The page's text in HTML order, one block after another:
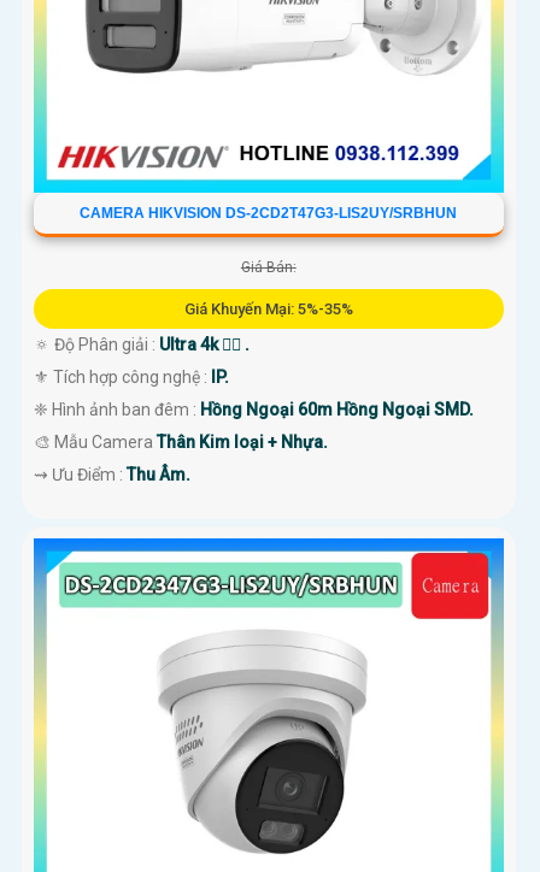
CAMERA HIKVISION DS-2CD2T47G3-LIS2UY/SRBHUN
Giá Bán:
Giá Khuyến Mại: 5%-35%
🔅 Độ Phân giải : Ultra 4k 👍🏾 .
⚜️ Tích hợp công nghệ : IP.
❈ Hình ảnh ban đêm : Hồng Ngoại 60m Hồng Ngoại SMD.
🎨 Mẫu CameraThân Kim loại + Nhựa.
️⇝ Ưu Điểm :Thu Âm.